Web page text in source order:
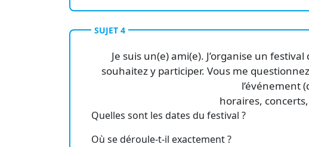
SUJET 4
Je suis un(e) ami(e). J’organise un
souhaitez y participer. Vous me
l’événement
horaires,
Quelles sont les dates du festival ?
Où se déroule-t-il exactement ?